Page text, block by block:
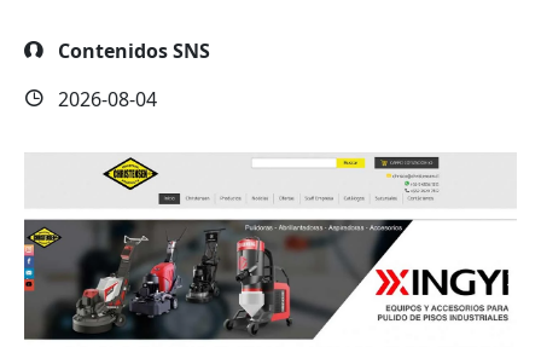
Contenidos SNS
2026-08-04